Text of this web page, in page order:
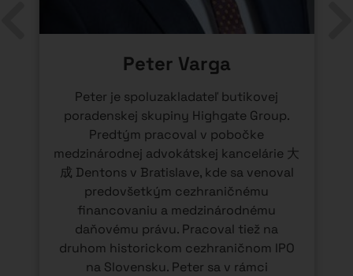
Peter Varga
Peter je spoluzakladateľ butikovej
poradenskej skupiny Highgate Group.
Predtým pracoval v pobočke
medzinárodnej advokátskej kancelárie 大
成 Dentons v Bratislave, kde sa venoval
predovšetkým cezhraničnému
financovaniu a medzinárodnému
daňovému právu. Pracoval tiež na
druhom historickom cezhraničnom IPO
na Slovensku. Peter sa v rámci